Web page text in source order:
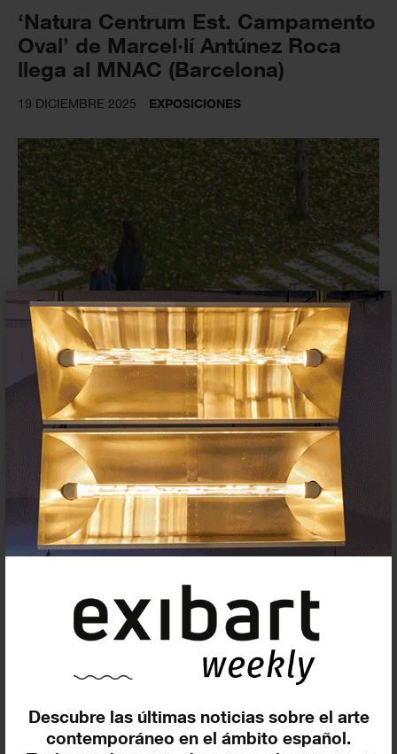
Descubre las últimas noticias sobre el arte
contemporáneo en el ámbito español.
×
‘Natura Centrum Est. Campamento
Oval’ de Marcel·lí Antúnez Roca
llega al MNAC (Barcelona)
19 DICIEMBRE 2025 EXPOSICIONES
Abierta la inscripción del Premio
Europeo del Espacio Público
Urbano 2026